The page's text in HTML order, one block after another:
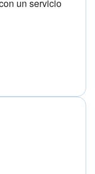
un servicio